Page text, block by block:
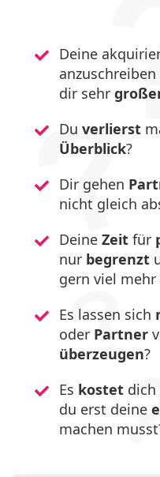
Deine
dir sehr
Du verlierst
Überblick?
Dir gehen
nicht gleich
Deine Zeit für
nur begrenzt
gern viel mehr
Es lassen sich
oder Partner
überzeugen?
Es kostet dich
du erst deine
machen